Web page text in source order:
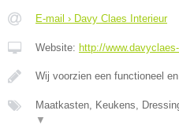
E-mail › Davy Claes Interieur
Website: http://
Wij voorzien een functioneel
Maatkasten, Keukens,
▼